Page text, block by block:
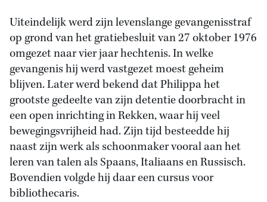
Uiteindelijk werd zijn levenslange gevangenisstraf
op grond van het gratiebesluit van 27 oktober 1976
omgezet naar vier jaar hechtenis. In welke
gevangenis hij werd vastgezet moest geheim
blijven. Later werd bekend dat Philippa het
grootste gedeelte van zijn detentie doorbracht in
een open inrichting in Rekken, waar hij veel
bewegingsvrijheid had. Zijn tijd besteedde hij
naast zijn werk als schoonmaker vooral aan het
leren van talen als Spaans, Italiaans en Russisch.
Bovendien volgde hij daar een cursus voor
bibliothecaris.